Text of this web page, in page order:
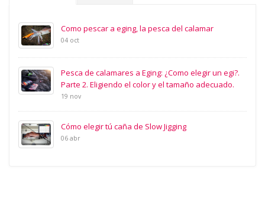
Como pescar a eging, la pesca del calamar
04 oct
Pesca de calamares a Eging: ¿Como elegir un egi?.
Parte 2. Eligiendo el color y el tamaño adecuado.
19 nov
Cómo elegir tú caña de Slow Jigging
06 abr